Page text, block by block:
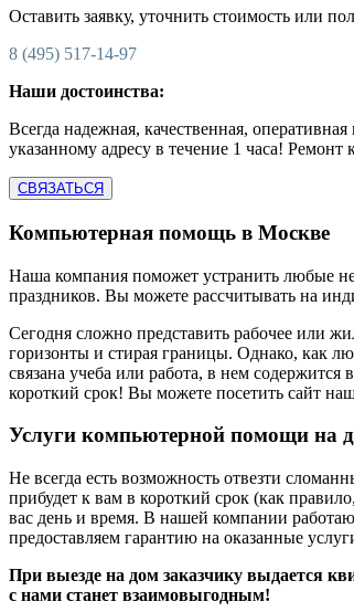
Оставить заявку, уточнить стоимость или
8 (495) 517-14-97
Наши достоинства:
Всегда надежная, качественная,
указанному адресу в течение 1 часа!
СВЯЗАТЬСЯ
Компьютерная помощь в Москве
Наша компания поможет устранить любые
праздников. Вы можете рассчитывать на
Сегодня сложно представить рабочее или
горизонты и стирая границы. Однако, как
связана учеба или работа, в нем
короткий срок! Вы можете посетить сайт
Услуги компьютерной помощи на
Не всегда есть возможность отвезти
прибудет к вам в короткий срок (как
вас день и время. В нашей компании
предоставляем гарантию на оказанные
При выезде на дом заказчику выдается
с нами станет взаимовыгодным!